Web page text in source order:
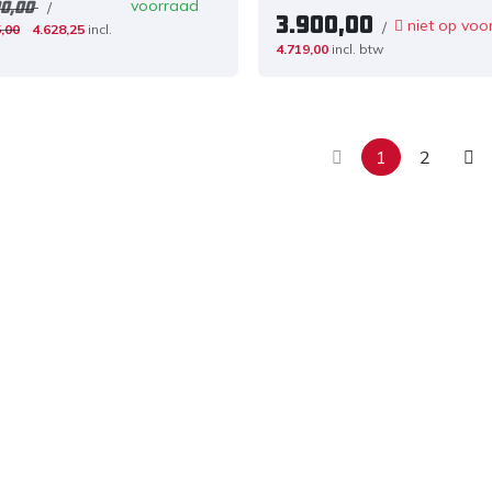
/
4.628,25 incl.
voorraad
3.900,00 /
4.719,00 incl. btw
niet op
1 2